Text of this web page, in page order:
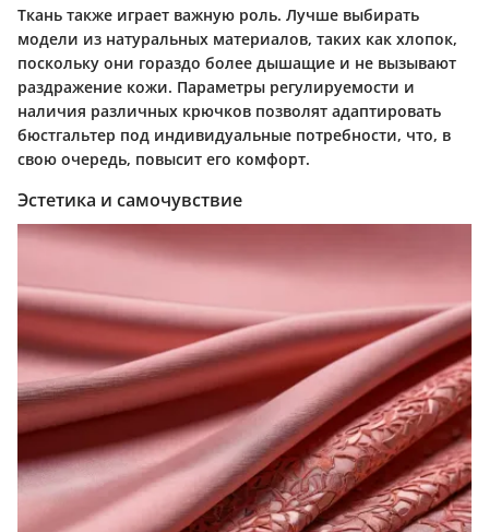
Ткань также играет важную роль. Лучше выбирать
модели из натуральных материалов, таких как хлопок,
поскольку они гораздо более дышащие и не вызывают
раздражение кожи. Параметры регулируемости и
наличия различных крючков позволят адаптировать
бюстгальтер под индивидуальные потребности, что, в
свою очередь, повысит его комфорт.
Эстетика и самочувствие